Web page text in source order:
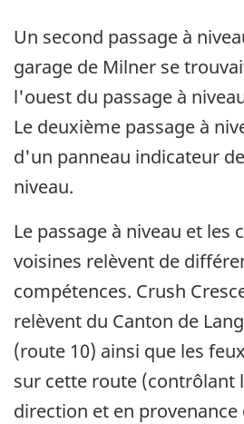
Un second passage à
garage de Milner se
l'ouest du passage à
Le deuxième passage à
d'un panneau indicateur
niveau.
Le passage à niveau et les
voisines relèvent de
compétences. Crush
relèvent du Canton de
(route 10) ainsi que les
sur cette route (contrôlant
direction et en provenance